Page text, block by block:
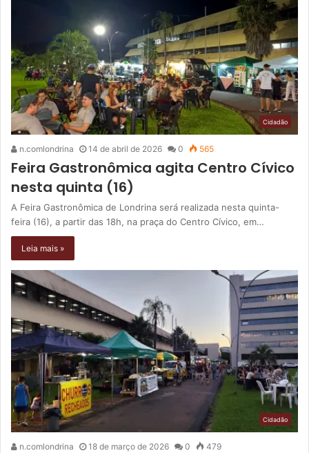
Cidadão
n.comlondrina 14 de abril de 2026 0 565
Feira Gastronômica agita Centro Cívico
nesta quinta (16)
A Feira Gastronômica de Londrina será realizada nesta quinta-
feira (16), a partir das 18h, na praça do Centro Cívico, em…
Leia mais »
Cidadão
n.comlondrina 18 de março de 2026 0 479